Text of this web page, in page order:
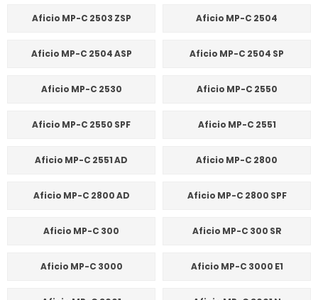
Aficio MP-C 2503 ZSP Aficio MP-C 2504
Aficio MP-C 2504 ASP Aficio MP-C 2504 SP
Aficio MP-C 2530 Aficio MP-C 2550
Aficio MP-C 2550 SPF Aficio MP-C 2551
Aficio MP-C 2551 AD Aficio MP-C 2800
Aficio MP-C 2800 AD Aficio MP-C 2800 SPF
Aficio MP-C 300 Aficio MP-C 300 SR
Aficio MP-C 3000 Aficio MP-C 3000 E1